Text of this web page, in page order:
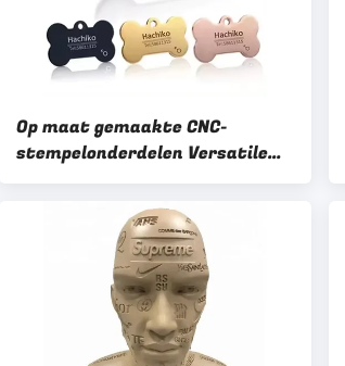
Op maat gemaakte CNC-
stempelonderdelen Versatile
oplossing voor
metaalbewerkingsbehoeften